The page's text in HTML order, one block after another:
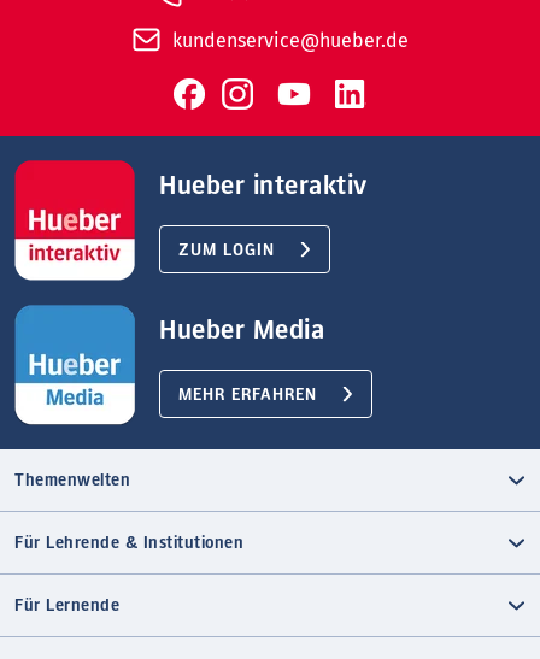
kundenservice@hueber.de
Hueber interaktiv
ZUM LOGIN
Hueber Media
MEHR ERFAHREN
Themenwelten
Für Lehrende & Institutionen
Für Lernende